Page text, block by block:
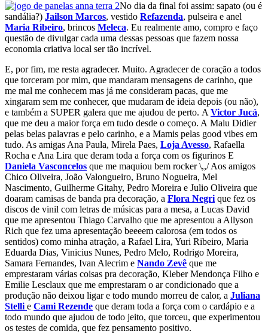
No dia da final foi assim: sapato (ou é
sandália?) Jailson Marcos, vestido Refazenda, pulseira e anel
Maria Ribeiro, brincos Meleca. Eu realmente amo, compro e faço
questão de divulgar cada uma dessas pessoas que fazem nossa
economia criativa local ser tão incrível.
E, por fim, me resta agradecer. Muito. Agradecer de coração a todos
que torceram por mim, que mandaram mensagens de carinho, que
me mal me conhecem mas já me consideram pacas, que me
xingaram sem me conhecer, que mudaram de ideia depois (ou não),
e também a SUPER galera que me ajudou de perto. A Victor Jucá,
que me deu a maior força em tudo desde o começo. A Malu Didier
pelas belas palavras e pelo carinho, e a Mamis pelas good vibes em
tudo. As amigas Ana Paula, Mirela Paes, Loja Avesso, Rafaella
Rocha e Ana Lira que deram toda a força com os figurinos E
Daniela Vasconcelos que me maquiou bem rocker \,,/ Aos amigos
Chico Oliveira, João Valongueiro, Bruno Nogueira, Mel
Nascimento, Guilherme Gitahy, Pedro Moreira e Julio Oliveira que
doaram camisas de banda pra decoração, a Flora Negri que fez os
discos de vinil com letras de músicas para a mesa, a Lucas David
que me apresentou Thiago Carvalho que me apresentou a Allyson
Rich que fez uma apresentação beeeem calorosa (em todos os
sentidos) como minha atração, a Rafael Lira, Yuri Ribeiro, Maria
Eduarda Dias, Vinicius Nunes, Pedro Melo, Rodrigo Moreira,
Samara Fernandes, Ivan Alecrim e Nando Zevê que me
emprestaram várias coisas pra decoração, Kleber Mendonça Filho e
Emilie Lesclaux que me emprestaram o ar condicionado que a
produção não deixou ligar e todo mundo morreu de calor, a Juliana
Stelli e Cami Rezende que deram toda a força com o cardápio e a
todo mundo que ajudou de todo jeito, que torceu, que experimentou
os testes de comida, que fez pensamento positivo.